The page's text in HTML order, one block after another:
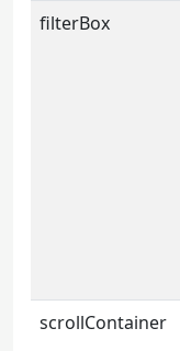
filterBox
scrollContainer